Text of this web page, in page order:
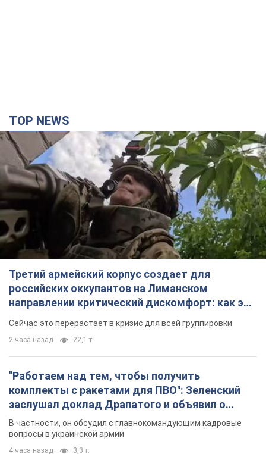
Третий армейский корпус создает для
российских оккупантов на Лиманском
направлении критический дискомфорт: как это
удалось
Сейчас это перерастает в кризис для всей группировки
2 часа назад 22,1 т.
"Работаем над тем, чтобы получить
комплекты с ракетами для ПВО": Зеленский
заслушал доклад Драпатого и объявил о
новых мерах
В частности, он обсудил с главнокомандующим кадровые
В оккупированной Ялте прогремели мощные
взрывы: поднимается черный дым. Фото и
видео
5 часов назад 6,3 т.